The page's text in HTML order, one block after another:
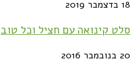
18 בדצמבר 2019
סלט קינואה עם חציל וכל טוב
20 בנובמבר 2016